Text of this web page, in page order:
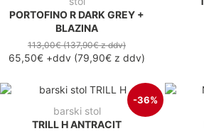
PORTOFINO R DARK GREY +
BLAZINA
113,00€(137,90€z ddv)
65,50€ +ddv (79,90€ z ddv)
-36%
barski stol
TRILL H ANTRACIT